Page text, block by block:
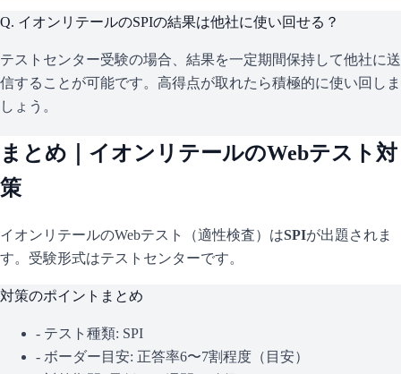
Q. イオンリテールのSPIの結果は他社に使い回せる？
テストセンター受験の場合、結果を一定期間保持して他社に送
信することが可能です。高得点が取れたら積極的に使い回しま
しょう。
まとめ｜ イオンリテールのWebテスト対
策
イオンリテールのWebテスト（適性検査）はSPIが出題されま
す。 受験形式はテストセンターです。
対策のポイントまとめ
- テスト種類: SPI
- ボーダー目安: 正答率6〜7割程度（目安）